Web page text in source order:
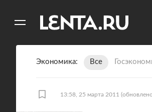
Экономика Все
13:58, 25 марта 2011